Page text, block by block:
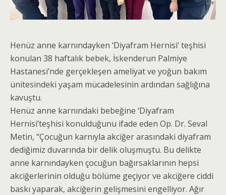
Henüz anne karnındayken ‘Diyafram Hernisi’ teşhisi
konulan 38 haftalık bebek, İskenderun Palmiye
Hastanesi’nde gerçekleşen ameliyat ve yoğun bakım
ünitesindeki yaşam mücadelesinin ardından sağlığına
kavuştu.
Henüz anne karnındaki bebeğine ‘Diyafram
Hernisi’teşhisi konulduğunu ifade eden Op. Dr. Seval
Metin, “Çocuğun karnıyla akciğer arasındaki diyafram
dediğimiz duvarında bir delik oluşmuştu. Bu delikte
anne karnındayken çocuğun bağırsaklarının hepsi
akciğerlerinin olduğu bölüme geçiyor ve akciğere ciddi
baskı yaparak, akciğerin gelişmesini engelliyor. Ağır